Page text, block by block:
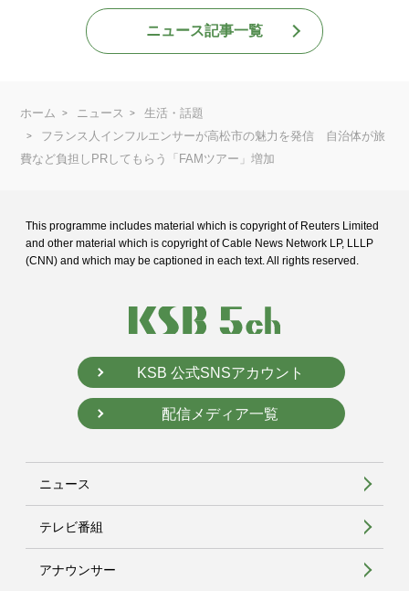
ニュース記事一覧
ホーム ニュース
生活・話題
フランス人インフルエンサーが高松市の魅力を発信 自治体が旅
費など負担しPRしてもらう「FAMツアー」増加
This programme includes material which is copyright of Reuters Limited
and other material which is copyright of Cable News Network LP, LLLP
(CNN) and which may be captioned in each text. All rights reserved.
KSB 公式SNSアカウント
配信メディア一覧
ニュース
テレビ番組
アナウンサー